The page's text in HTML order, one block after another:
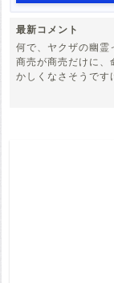
最新コメント
何で、ヤクザの幽霊
商売が商売だけに、
かしくなさそうです